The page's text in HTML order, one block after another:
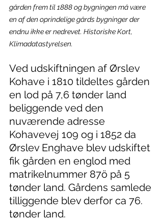
gården frem til 1888 og bygningen må være
en af den oprindelige gårds bygninger der
endnu ikke er nedrevet. Historiske Kort,
Klimadatastyrelsen.
Ved udskiftningen af Ørslev
Kohave i 1810 tildeltes gården
en lod på 7,6 tønder land
beliggende ved den
nuværende adresse
Kohavevej 109 og i 1852 da
Ørslev Enghave blev udskiftet
fik gården en englod med
matrikelnummer 87ö på 5
tønder land. Gårdens samlede
tilliggende blev derfor ca 76.
tønder land.